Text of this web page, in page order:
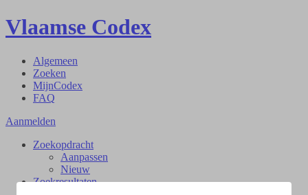
Vlaamse Codex
Algemeen
Zoeken
MijnCodex
FAQ
Aanmelden
Zoekopdracht
Aanpassen
Nieuw
Zoekresultaten